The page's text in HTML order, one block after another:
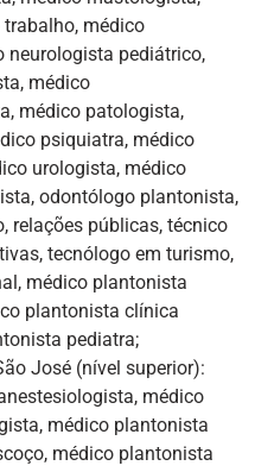
médico
neurologista pediátrico,
médico
médico patologista,
psiquiatra, médico
urologista, médico
odontólogo plantonista,
relações públicas, técnico
tecnólogo em turismo,
médico plantonista
plantonista clínica
pediatra;
José (nível superior):
médico
médico plantonista
médico plantonista